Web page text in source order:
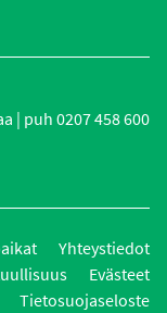
| puh 0207 458 600
Yhteystiedot
Evästeet
Tietosuojaseloste